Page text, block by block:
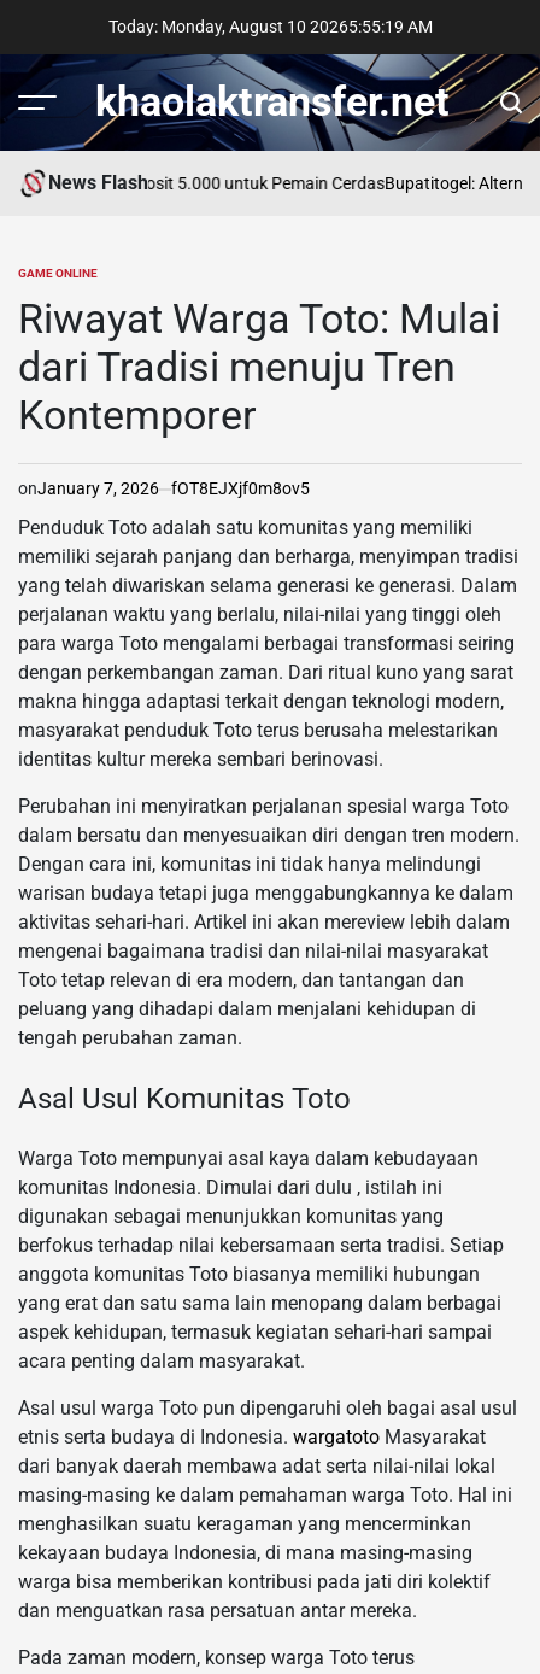
content
Today: Monday, August 10 20265:55:20 AM
Menu khaolaktransfer.net
News Flash
Slot Deposit 5.000 untuk Pemain CerdasBupatitogel:
POSTED
GAME ONLINE
Riwayat Warga Toto: Mulai
dari Tradisi menuju Tren
Kontemporer
onJanuary 7, 2026 fOT8EJXjf0m8ov5
Penduduk Toto adalah satu komunitas yang memiliki
memiliki sejarah panjang dan berharga, menyimpan tradisi
yang telah diwariskan selama generasi ke generasi. Dalam
perjalanan waktu yang berlalu, nilai-nilai yang tinggi oleh
para warga Toto mengalami berbagai transformasi seiring
dengan perkembangan zaman. Dari ritual kuno yang sarat
makna hingga adaptasi terkait dengan teknologi modern,
masyarakat penduduk Toto terus berusaha melestarikan
identitas kultur mereka sembari berinovasi.
Perubahan ini menyiratkan perjalanan spesial warga Toto
dalam bersatu dan menyesuaikan diri dengan tren modern.
Dengan cara ini, komunitas ini tidak hanya melindungi
warisan budaya tetapi juga menggabungkannya ke dalam
aktivitas sehari-hari. Artikel ini akan mereview lebih dalam
mengenai bagaimana tradisi dan nilai-nilai masyarakat
Toto tetap relevan di era modern, dan tantangan dan
peluang yang dihadapi dalam menjalani kehidupan di
tengah perubahan zaman.
Asal Usul Komunitas Toto
Warga Toto mempunyai asal kaya dalam kebudayaan
komunitas Indonesia. Dimulai dari dulu , istilah ini
digunakan sebagai menunjukkan komunitas yang
berfokus terhadap nilai kebersamaan serta tradisi. Setiap
anggota komunitas Toto biasanya memiliki hubungan
yang erat dan satu sama lain menopang dalam berbagai
aspek kehidupan, termasuk kegiatan sehari-hari sampai
acara penting dalam masyarakat.
Asal usul warga Toto pun dipengaruhi oleh bagai asal usul
etnis serta budaya di Indonesia. wargatoto Masyarakat
dari banyak daerah membawa adat serta nilai-nilai lokal
masing-masing ke dalam pemahaman warga Toto. Hal ini
menghasilkan suatu keragaman yang mencerminkan
kekayaan budaya Indonesia, di mana masing-masing
warga bisa memberikan kontribusi pada jati diri kolektif
dan menguatkan rasa persatuan antar mereka.
Pada zaman modern, konsep warga Toto terus